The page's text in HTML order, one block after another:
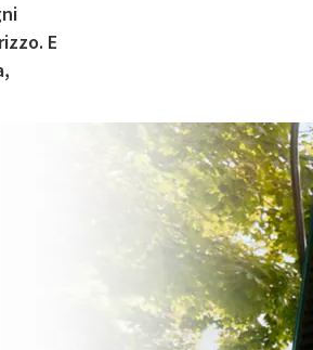
E
è gestito da Plenitude On The Road